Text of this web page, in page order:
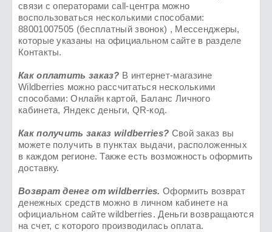
связи с операторами call-центра можно
воспользоваться несколькими способами:
88001007505 (бесплатный звонок) , Мессенджеры,
которые указаны на официальном сайте в разделе
Контакты.
Как оплатить заказ? В интернет-магазине
Wildberries можно рассчитаться несколькими
способами: Онлайн картой, Баланс Личного
кабинета, Яндекс деньги, QR-код.
Как получить заказ wildberries? Свой заказ вы
можете получить в пунктах выдачи, расположенных
в каждом регионе. Также есть возможность оформить
доставку.
Возврат денег отwildberries. Оформить возврат
денежных средств можно в личном кабинете на
официальном сайте wildberries. Деньги возвращаются
на счет, с которого производилась оплата.